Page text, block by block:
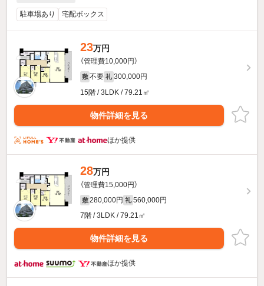
駐車場あり 宅配ボックス
23万円
（管理費10,000円）
敷 不要 礼 300,000円
15階 / 3LDK / 79.21㎡
物件詳細を見る
ほか提供
28万円
（管理費15,000円）
敷 280,000円 礼 560,000円
7階 / 3LDK / 79.21㎡
物件詳細を見る
ほか提供